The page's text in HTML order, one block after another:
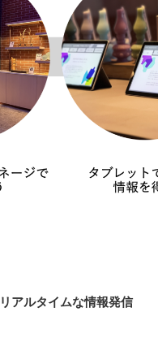
アルタイムな情報発信